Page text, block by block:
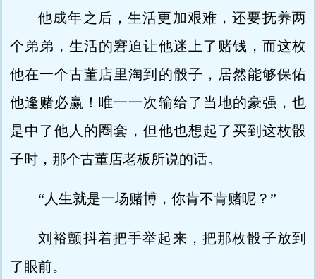
他成年之后，生活更加艰难，还要抚养两
个弟弟，生活的窘迫让他迷上了赌钱，而这枚
他在一个古董店里淘到的骰子，居然能够保佑
他逢赌必赢！唯一一次输给了当地的豪强，也
是中了他人的圈套，但他也想起了买到这枚骰
子时，那个古董店老板所说的话。
“人生就是一场赌博，你肯不肯赌呢？”
刘裕颤抖着把手举起来，把那枚骰子放到
了眼前。